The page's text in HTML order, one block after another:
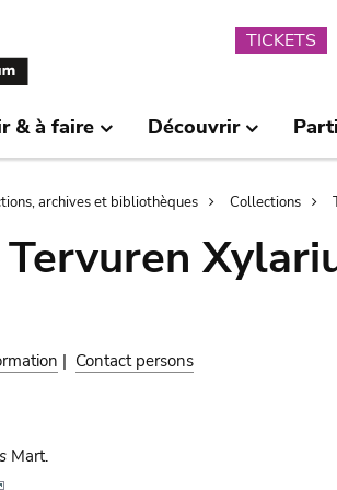
TICKETS
& à faire Découvrir
archives et bibliothèques Collections
Tervuren
| Contact persons
Mart.